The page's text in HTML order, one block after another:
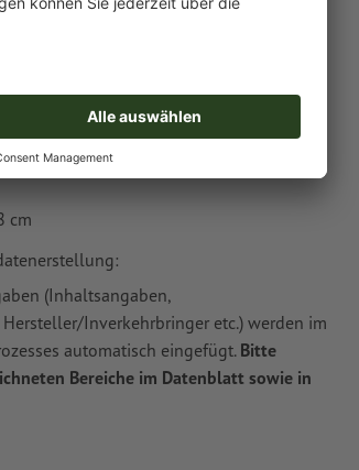
cm
(Inhaltsangaben,
Inverkehrbringer etc.) werden im
automatisch eingefügt. Bitte
Bereiche im Datenblatt sowie in